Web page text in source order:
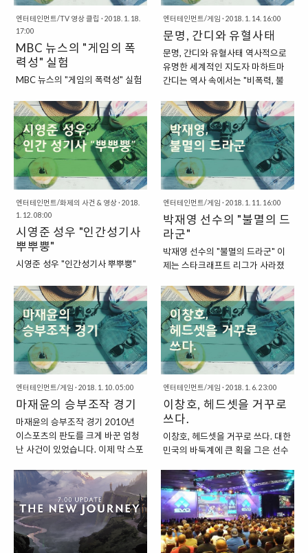
로게이머라는 명칭이 사라지긴 했
지만, 2017년에는 재미있는 이벤
트가 있기도 했습니다. 바로 송병구
선수가 "AI"를 상대로 경기를 펼친
것이지요. "송병구 선수와 인공지능
의 경기" 송병구 선수는 2017년
회관에서 열린 "인간 VS 인공지능"
스타크래프트 대회에 참가했습니
다. 송병구 선수는 프로게이머 대표
로 참석한 것인데요. 이 대회에서는
송병구 선수와 다양한 ..
시간이 금세 흘러버리는 중독적인
게임이 제법 있는데요. 그중에서도
특별히 "문명"이라는 게임은 더욱더
악명이 높은 게임이기도 합니다. 턴
방식의 게임이고, 한턴 한턴에 특별
한 챕터나 경계가 있는 것이 아닌지
라, 한턴만 더, 한턴만 더하다 보면
어느새 날이 새고, 다음 날을 맞이하
게 되는 악명 높은 게임이라고 하지
요. 그래서 이 게임을 앞으로만 가는
타임머신..
엔터테인먼트/TV 영상 클립 · 2018. 1. 18.
17:00
MBC 뉴스의 "게임의 폭
력성" 실험
MBC 뉴스의 "게임의 폭력성" 실험
데스크에서 "게임의 폭력성을 알아
보기 위한 실험"을 진행했습니다.
그런데, 이 실험 자체가 상당히 문제
가 되었는데요. 실험의 방법이 이성
적으로 이해가 되지 않았기 때문이
었습니다. 실험방법은 바로 게임을
하고 있는 사람들이 있는 "PC방"에
서 임의로 모든 전원을 차단하고 이
들의 반응을 지켜본 것이었지요. 게
임을 하던 중에 갑자기 컴퓨터가 꺼
진 사람들은 당연히 화가 났답니다.
"이들이 화를 내고 공격적인 말을
그런데 이후 등장한 멘트가 더 어이
가 없기도 했습니다. 갑자기 전원이
내려간 상황에서 이들은 화를 내고,
공격적인 언행을 보이기도 하는데
요. 이들의 이런 행동의 원인이 바로
"컴퓨터 게임"에..
엔터테인먼트/게임 · 2018. 1. 14. 16:00
문명, 간디와 유혈사태
문명, 간디와 유혈사태 역사적으로
유명한 세계적인 지도자 마하트마
간디는 역사 속에서는 "비폭력, 불
다. 평화적인 시위를 통해서 인도의
독립을 이끌어낸 열사라고 할 수 있
지요. 그래서, 우리는 일반적으로 간
디를 떠올리면 "비폭력"적인 이미지
를 떠올립니다. 사실, 역사적으로 그
는 비폭력으로 저항을 했으니, 이러
한 이미지를 떠올리는 것이 옳을 것
입니다. 그런데, 이상하게도 "시드
마이어의 문명"이라는 게임의 시리
즈에서 간디는 아주 폭력적인 모습
으로 등장한답니다. 컴퓨터가 인도
의 간디를 플레이하게 되면, 전쟁광
에 패왕과 같은 행동을 한다고 하지
요. "문명 게임 속 간디의 BE 폭력주
의와 유혈사태" 현실과 역사 속의
간디의 이미지와는 다르게 문명이
라는 게임 속에서 등장하는 간디는..
엔터테인먼트/화제의 사건 & 영상· 2018.
1. 12. 08:00
시영준 성우 "인간성기사
뿌뿌뿡"
시영준 성우 "인간성기사 뿌뿌뿡"
사 뿌뿌뿡"이라는 이름으로 제법 많
은 인기를 끌었던 영상이 있습니다.
과거 블리자드에서 "와우(WORLD
OF WARCRAFT)"라는 온라인 게
임을 선보였는데요. 블리자드에서
처음으로 만든 "온라인 MMO
RPG"였던지라 상당한 인기를 끌었
습니다. 덕분에, 온게임넷과 같은 게
임 방송국에서도 와우를 가지고 방
몇 길드를 뽑아서 대전을 했던 것으
로 기억을 하는데, 선수들을 소개하
는 장면에서 "인간성기사 뿌뿌뿡"이
라는 장면이 등장했고, 이것이 인기
를 끌어서, 여러 가지 패러디 장면이
나온 것이지요. "시영준 성우의 인
간성기사 뿌뿌뿡" 당시, 이 선수들
을 소개하던 성우는 바로 "시영준
성우"였는데요. 굵직한 목..
엔터테인먼트/게임 · 2018. 1. 11. 16:00
박재영 선수의 "불멸의 드
라군"
박재영 선수의 "불멸의 드라군" 이
제는 스타크래프트 리그가 사라졌
"온게임넷"과 "MBC게임"에서 리그
를 개최하기도 하고, 프로리그가 꾸
준히 열리기도 하면서 많은 인기를
끌던 시기가 있기도 했습니다. 이러
한 다양한 게임 리그와 함께 선수들
은 그에 맞는 경기력을 선보이기 위
해서 노력을 하는 모습을 보였지요.
그래서 프로들 간의 경기에서는 아
마추어 선수들 간의 경기에서는 잘
볼 수 없는 모습을 방송 경기에서 볼
수 있기도 했습니다. "박재영 선수
의 불멸의 드라군 컨트롤" 박재영
선수는 상대적으로 유명하지 않은
프로게이머에 속하는 선수였습니
다. 한 시대를 풍미했던 임요환, 홍
진호, 강민, 박용욱, 이영호, 이제동
선수들과 같이 소위 S급이라고 불리
는 수준은 아니었지만, MBC ..
엔터테인먼트/게임 · 2018. 1. 10. 05:00
마재윤의 승부조작 경기
마재윤의 승부조작 경기 2010년
이스포츠의 판도를 크게 바꾼 엄청
난 사건이 있었습니다. 이제 막 스포
츠"에 찬물을 끼얹어버리는 엄청난
사건이었지요. 그 사건은 바로 "프
로게이머"들이 승부조작에 가담했
다는 것이었습니다. 어느 스포츠를
막론하고 승부조작에는 아주 강력
한 철퇴가 내려집니다. 승부조작에
엔터테인먼트/게임 · 2018. 1. 6. 23:00
이창호, 헤드셋을 거꾸로
쓰다.
이창호, 헤드셋을 거꾸로 쓰다. 대한
민국의 바둑계에 큰 획을 그은 선수
인공지능인 "알파고"를 상대로 선전
을 했던 "이세돌" 씨를 떠올려 볼 수
있기도 하지만, 이세돌 선수 이전에
는 "이창호" 선수가 있기도 했습니
다. 그리고, 과거에 바둑을 기반으로
만든 독특한 온라인 게임이 있기도